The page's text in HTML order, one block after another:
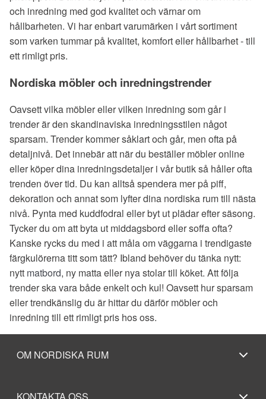
och inredning med god kvalitet och värnar om
hållbarheten. Vi har enbart varumärken i vårt sortiment
som varken tummar på kvalitet, komfort eller hållbarhet - till
ett rimligt pris.
Nordiska möbler och inredningstrender
Oavsett vilka möbler eller vilken inredning som går i
trender är den skandinaviska inredningsstilen något
sparsam. Trender kommer såklart och går, men ofta på
detaljnivå. Det innebär att när du beställer möbler online
eller köper dina inredningsdetaljer i vår butik så håller ofta
trenden över tid. Du kan alltså spendera mer på piff,
dekoration och annat som lyfter dina nordiska rum till nästa
nivå. Pynta med kuddfodral eller byt ut plädar efter säsong.
Tycker du om att byta ut middagsbord eller soffa ofta?
Kanske rycks du med i att måla om väggarna i trendigaste
färgkulörerna titt som tätt? Ibland behöver du tänka nytt:
nytt matbord, ny matta eller nya stolar till köket. Att följa
trender ska vara både enkelt och kul! Oavsett hur sparsam
eller trendkänslig du är hittar du därför möbler och
inredning till ett rimligt pris hos oss.
OM NORDISKA RUM
KONTAKTA OSS